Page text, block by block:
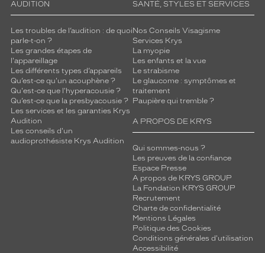
AUDITION
Les troubles de l’audition : de quoi
parle-t-on ?
Les grandes étapes de
l'appareillage
Les différents types d’appareils
Qu’est-ce qu'un acouphène ?
Qu'est-ce que l'hyperacousie ?
Qu’est-ce que la presbyacousie ?
Les services et les garanties Krys
Audition
Les conseils d'un
audioprothésiste Krys Audition
SANTÉ, STYLES ET SERVICES
Nos Conseils Visagisme
Services Krys
La myopie
Les enfants et la vue
Le strabisme
Le glaucome : symptômes et
traitement
Paupière qui tremble ?
A PROPOS DE KRYS
Qui sommes-nous ?
Les preuves de la confiance
Espace Presse
A propos de KRYS GROUP
La Fondation KRYS GROUP
Recrutement
Charte de confidentialité
Mentions Légales
Politique des Cookies
Conditions générales d'utilisation
Accessibilité